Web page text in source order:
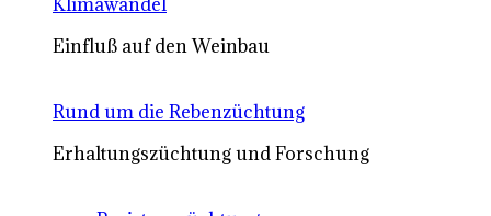
Einfluß auf den Weinbau
Rund um die Rebenzüchtung
Erhaltungszüchtung und Forschung